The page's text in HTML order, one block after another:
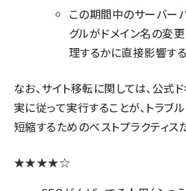
この期間中のサーバー
グルがドメイン名の変
理するかに直接影響す
なお、サイト移転に関しては、公式
実に従って実行することが、トラブ
短縮するためのベストプラクティス
★★★★☆